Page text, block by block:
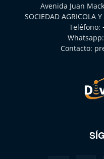
Avenida Juan
SOCIEDAD AGRICOLA
Teléfono:
Whatsapp:
Contacto: